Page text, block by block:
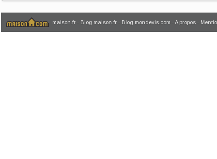
maison.fr - Blog maison.fr - Blog mondevis.com - A propos -